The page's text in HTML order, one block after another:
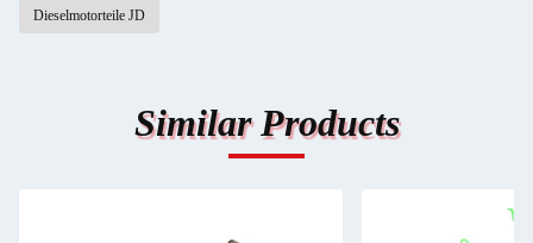
Dieselmotorteile JD
Similar Products